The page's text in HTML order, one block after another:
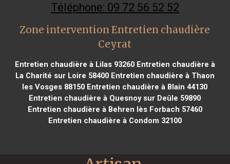
Téléphone: 09 72 56 52 52
Zone intervention Entretien chaudière
Ceyrat
Entretien chaudière à Lilas 93260Entretien chaudière à
La Charité sur Loire 58400Entretien chaudière à Thaon
les Vosges 88150 Entretien chaudière à Blain 44130
Entretien chaudière à Quesnoy sur Deûle 59890
Entretien chaudière à Behren lès Forbach 57460
Entretien chaudière à Condom 32100